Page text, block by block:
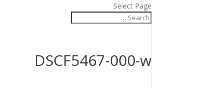
Select Page
DSCF5467-000-w